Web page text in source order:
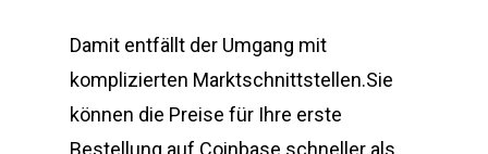
Damit entfällt der Umgang mit
komplizierten Marktschnittstellen.Sie
können die Preise für Ihre erste
Bestellung auf Coinbase schneller als